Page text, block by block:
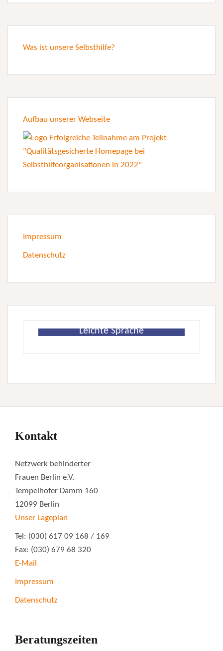
Was ist unsere Selbsthilfe?
Aufbau unserer Webseite
Impressum
Datenschutz
Leichte Sprache
Kontakt
Netzwerk behinderter
Frauen Berlin e.V.
Tempelhofer Damm 160
12099 Berlin
Unser Lageplan
Tel: (030) 617 09 168 / 169
Fax: (030) 679 68 320
E-Mail
Impressum
Datenschutz
Beratungszeiten